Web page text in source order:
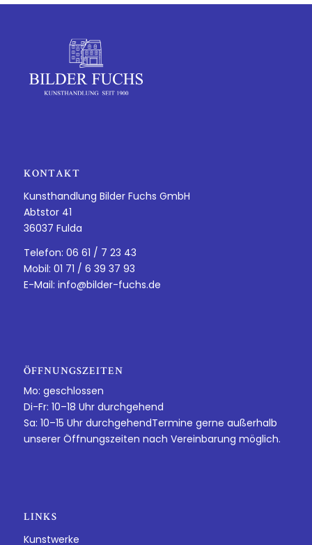
KONTAKT
Kunsthandlung Bilder Fuchs GmbH
Abtstor 41
36037 Fulda
Telefon: 06 61 / 7 23 43
Mobil: 01 71 / 6 39 37 93
E-Mail: info@bilder-fuchs.de
ÖFFNUNGSZEITEN
Mo: geschlossen
Di-Fr: 10–18 Uhr durchgehend
Sa: 10–15 Uhr durchgehendTermine gerne außerhalb
unserer Öffnungszeiten nach Vereinbarung möglich.
LINKS
Kunstwerke